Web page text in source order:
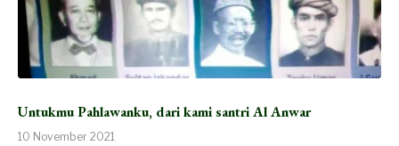
Untukmu Pahlawanku, dari kami santri Al Anwar
10 November 2021